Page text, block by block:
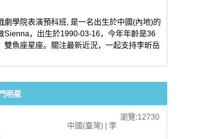
劇學院表演預科班, 是一名出生於中國(內地)的
Sienna，出生於1990-03-16，今年年齡是36
雙魚座星座。關注最新近況，一起支持李昕岳
明星
瀏覽:12730
中國(臺灣) | 李